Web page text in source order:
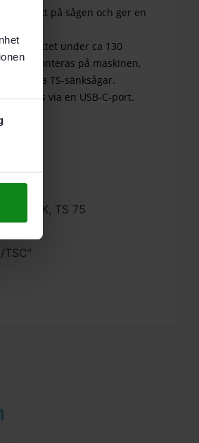
direkt på sågen och ger en
snittet under ca 130
monteras på maskinen,
på alla TS-sänksågar.
laddas via en USB-C-port.
60 K, TS 75